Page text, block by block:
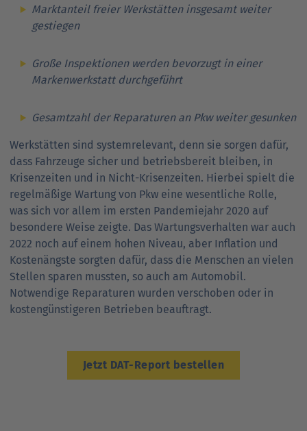
Marktanteil freier Werkstätten insgesamt weiter
gestiegen
Große Inspektionen werden bevorzugt in einer
Markenwerkstatt durchgeführt
Gesamtzahl der Reparaturen an Pkw weiter gesunken
Werkstätten sind systemrelevant, denn sie sorgen dafür,
dass Fahrzeuge sicher und betriebsbereit bleiben, in
Krisenzeiten und in Nicht-Krisenzeiten. Hierbei spielt die
regelmäßige Wartung von Pkw eine wesentliche Rolle,
was sich vor allem im ersten Pandemiejahr 2020 auf
besondere Weise zeigte. Das Wartungsverhalten war auch
2022 noch auf einem hohen Niveau, aber Inflation und
Kostenängste sorgten dafür, dass die Menschen an vielen
Stellen sparen mussten, so auch am Automobil.
Notwendige Reparaturen wurden verschoben oder in
kostengünstigeren Betrieben beauftragt.
Jetzt DAT-Report bestellen